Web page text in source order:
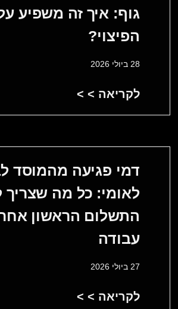
גוף: איך זה משפיע
הפיצוי?
28 ביולי 2026
לקריאה > >
דמי פגיעה מהמוסד
לאומי: כל מה
התשלום הראשון
עבודה
27 ביולי 2026
לקריאה > >